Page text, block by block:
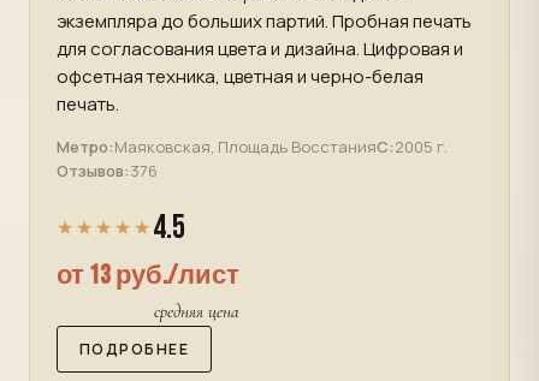
экземпляра до больших партий. Пробная печать
для согласования цвета и дизайна. Цифровая и
офсетная техника, цветная и черно-белая
печать.
Метро:Маяковская, Площадь ВосстанияС:2005 г.
Отзывов:376
★★★★★ 4.5
от 13 руб./лист
средняя цена
ПОДРОБНЕЕ